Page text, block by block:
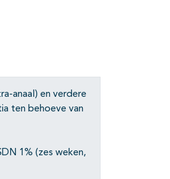
anaal) en verdere
ten behoeve van
1% (zes weken,